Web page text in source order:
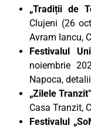
„Tradiții de
Clujeni (26
Avram Iancu,
Festivalul
noiembrie
Napoca,
„Zilele Tranzit”
Casa Tranzit,
Festivalul